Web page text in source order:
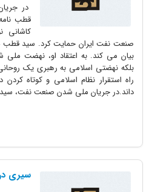
در
قطب نامه
کاشانی
صنعت نفت ایران حمایت کرد. سید قطب در
بیان می کند. به اعتقاد او، نهضت
بلکه نهضتی اسلامی به رهبری یک
راه استقرار نظام اسلامی و کوتاه
داند.در جریان ملی شدن صنعت نفت، سید
سیری در